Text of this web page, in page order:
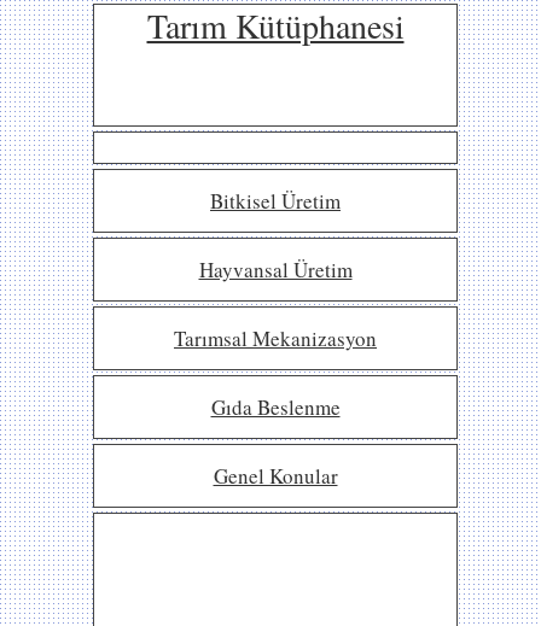
Tarım Kütüphanesi
Bitkisel Üretim
Hayvansal Üretim
Tarımsal Mekanizasyon
Gıda Beslenme
Genel Konular